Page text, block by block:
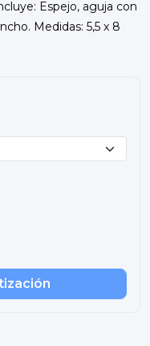
Espejo, aguja con
Medidas: 5,5 x 8